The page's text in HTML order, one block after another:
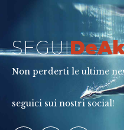
SEGUI
Non perderti le ultime
seguici sui nostri social!